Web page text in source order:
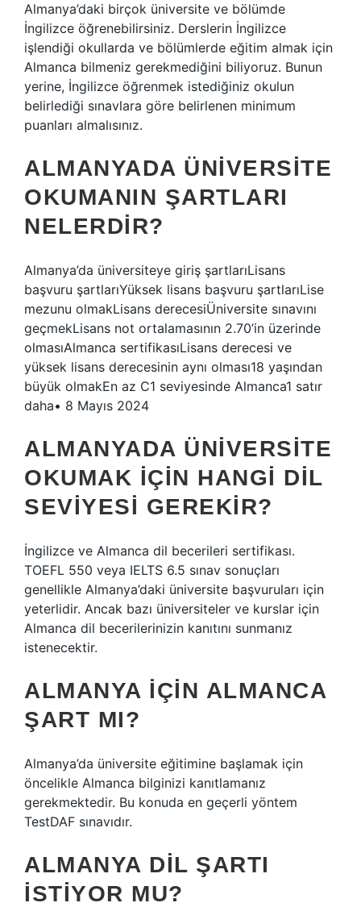
Almanya’daki birçok üniversite ve bölümde
İngilizce öğrenebilirsiniz. Derslerin İngilizce
işlendiği okullarda ve bölümlerde eğitim almak için
Almanca bilmeniz gerekmediğini biliyoruz. Bunun
yerine, İngilizce öğrenmek istediğiniz okulun
belirlediği sınavlara göre belirlenen minimum
puanları almalısınız.
ALMANYADA ÜNIVERSITE
OKUMANIN ŞARTLARI
NELERDIR?
Almanya’da üniversiteye giriş şartlarıLisans
başvuru şartlarıYüksek lisans başvuru şartlarıLise
mezunu olmakLisans derecesiÜniversite sınavını
geçmekLisans not ortalamasının 2.70’in üzerinde
olmasıAlmanca sertifikasıLisans derecesi ve
yüksek lisans derecesinin aynı olması18 yaşından
büyük olmakEn az C1 seviyesinde Almanca1 satır
daha• 8 Mayıs 2024
ALMANYADA ÜNIVERSITE
OKUMAK IÇIN HANGI DIL
SEVIYESI GEREKIR?
İngilizce ve Almanca dil becerileri sertifikası.
TOEFL 550 veya IELTS 6.5 sınav sonuçları
genellikle Almanya’daki üniversite başvuruları için
yeterlidir. Ancak bazı üniversiteler ve kurslar için
Almanca dil becerilerinizin kanıtını sunmanız
istenecektir.
ALMANYA IÇIN ALMANCA
ŞART MI?
Almanya’da üniversite eğitimine başlamak için
öncelikle Almanca bilginizi kanıtlamanız
gerekmektedir. Bu konuda en geçerli yöntem
TestDAF sınavıdır.
ALMANYA DIL ŞARTI
ISTIYOR MU?